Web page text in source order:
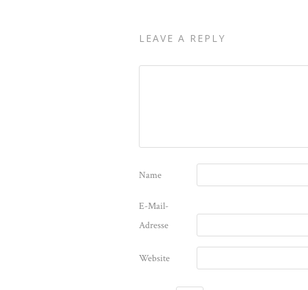
LEAVE A REPLY
Name
E-Mail-
Adresse
Website